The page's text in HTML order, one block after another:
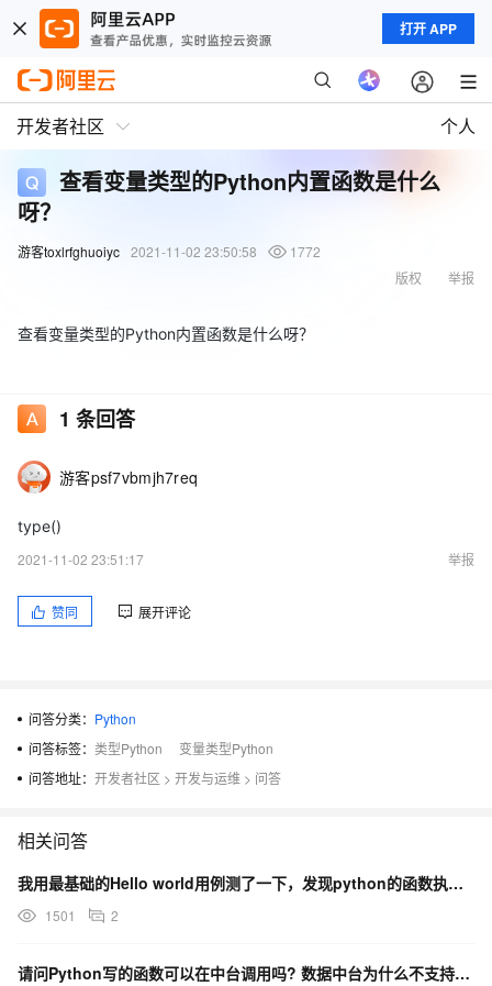
打开 APP
开发者社区 个人
查看变量类型的Python内置函数是什么
呀？
游客toxlrfghuoiyc 2021-11-02 23:50:58
1772
举报
版权
查看变量类型的Python内置函数是什么呀？
1 条回答
游客psf7vbmjh7req
type()
2021-11-02 23:51:17
举报
赞同 展开评论
问答分类： Python
问答标签： 类型Python
变量类型Python
问答地址： 开发者社区 > 开发与运维 > 问答
相关问答
我用最基础的Hello world用例测了一下，发现python的函数执行速度比java快很多【py
1501 2
请问Python写的函数可以在中台调用吗? 数据中台为什么不支持pandas包?